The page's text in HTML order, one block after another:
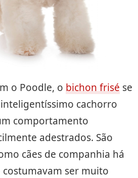
o Poodle, o bichon frisé se
cachorro
comportamento
adestrados. São
cães de companhia há
ser muito